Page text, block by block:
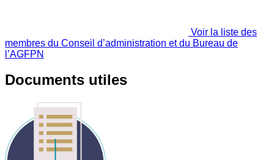
Voir la liste des
membres du Conseil d’administration et du Bureau de
l’AGFPN
Documents utiles